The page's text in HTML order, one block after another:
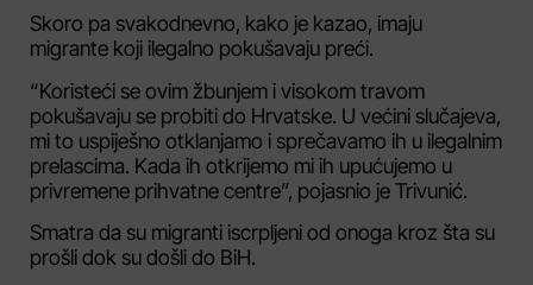
Skoro pa svakodnevno, kako je kazao, imaju
migrante koji ilegalno pokušavaju preći.
“Koristeći se ovim žbunjem i visokom travom
pokušavaju se probiti do Hrvatske. U većini slučajeva,
mi to uspiješno otklanjamo i sprečavamo ih u ilegalnim
prelascima. Kada ih otkrijemo mi ih upućujemo u
privremene prihvatne centre”, pojasnio je Trivunić.
Smatra da su migranti iscrpljeni od onoga kroz šta su
prošli dok su došli do BiH.